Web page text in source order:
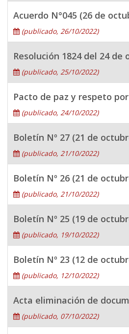
Acuerdo N°045 (26 de
(publicado, 26/10/2022)
Resolución 1824 del 24
(publicado, 25/10/2022)
Pacto de paz y respeto
(publicado, 24/10/2022)
Boletín Nº 27 (21 de
(publicado, 21/10/2022)
Boletín Nº 26 (21 de
(publicado, 21/10/2022)
Boletín Nº 25 (19 de
(publicado, 19/10/2022)
Boletín Nº 23 (12 de
(publicado, 12/10/2022)
Acta eliminación de
(publicado, 07/10/2022)